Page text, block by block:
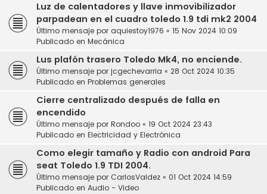
Luz de calentadores y llave inmovibilizador
parpadean en el cuadro toledo 1.9 tdi mk2 2004
Último mensaje por aquiestoy1976 « 15 Nov 2024 10:09
Publicado en Mecánica
Lus plafón trasero Toledo Mk4, no enciende.
Último mensaje por jcgechevarria « 28 Oct 2024 10:35
Publicado en Problemas generales
Cierre centralizado después de falla en
encendido
Último mensaje por Rondoo « 19 Oct 2024 23:43
Publicado en Electricidad y Electrónica
Como elegir tamaño y Radio con android Para
seat Toledo 1.9 TDI 2004.
Último mensaje por CarlosValdez « 01 Oct 2024 14:59
Publicado en Audio - Video